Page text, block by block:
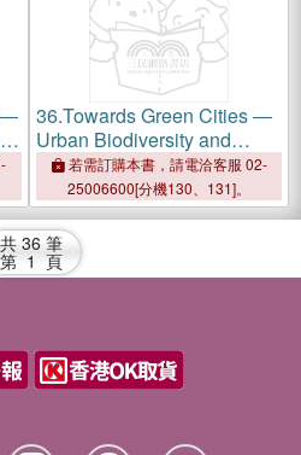
―
36.Towards Green Cities ―
Urban Biodiversity and
Ecosystem Services in
China and Germany
若需訂購本書，請電洽客服 02-
25006600[分機130、131]。
共 36 筆
第 1 頁